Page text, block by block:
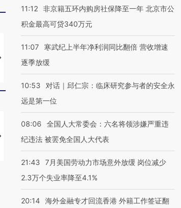
马航飞行员跨国走私7万
粒摇头丸 尿检体内含3种
育部长拱下台
飞地休达
【推广】走进第四届链博
11:12 非京籍五环内购房社保降至一年 北京市公
积金最高可贷340万元
11:07
寒武纪上半年净利润同比翻倍 营收增速
逐季放缓
10:53
对话｜邱仁宗：临床研究参与者的安全永
远是第一位
08:06
全国人大常委会：六名将领涉嫌严重违
纪违法 被罢免全国人大代表
21:43
7月美国劳动力市场意外放缓 岗位减少
2.3万个失业率降至4.1%
20:14 海外金融专才回流香港 外籍工作签证翻